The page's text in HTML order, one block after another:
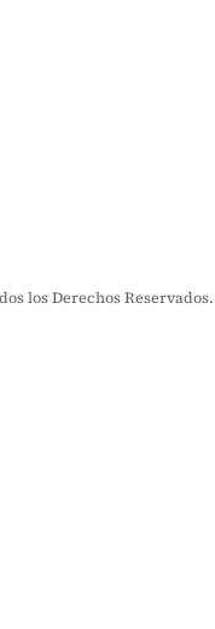
los Derechos